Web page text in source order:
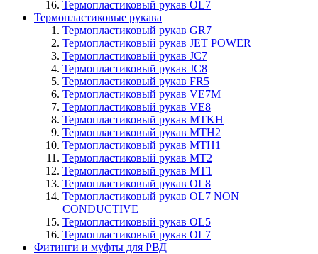
Термопластиковый рукав OL7
Термопластиковые рукава
Термопластиковый рукав GR7
Термопластиковый рукав JET POWER
Термопластиковый рукав JC7
Термопластиковый рукав JC8
Термопластиковый рукав FR5
Термопластиковый рукав VE7M
Термопластиковый рукав VE8
Термопластиковый рукав MTKH
Термопластиковый рукав MTH2
Термопластиковый рукав MTH1
Термопластиковый рукав MT2
Термопластиковый рукав MT1
Термопластиковый рукав OL8
Термопластиковый рукав OL7 NON
CONDUCTIVE
Термопластиковый рукав OL5
Термопластиковый рукав OL7
Фитинги и муфты для РВД